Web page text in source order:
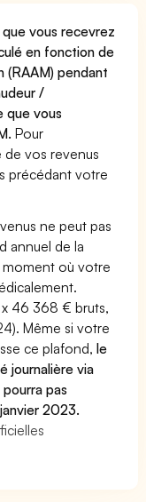
vous recevrez
en fonction de
(RAAM) pendant
/
que vous
Pour
de vos revenus
précédant votre
ne peut pas
annuel de la
moment où votre
46 368 € bruts,
Même si votre
ce plafond,le
journalière via
pas
2023.